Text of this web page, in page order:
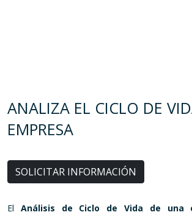
ANALIZA EL CICLO DE
EMPRESA
SOLICITAR INFORMACIÓN
El Análisis de Ciclo de Vida de una